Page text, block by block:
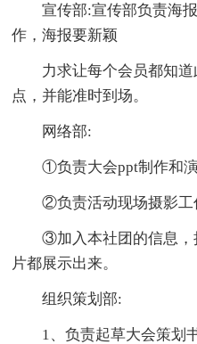
宣传部:宣传部负责海
作，海报要新颖
力求让每个会员都知
点，并能准时到场。
网络部:
①负责大会ppt制作和演
②负责活动现场摄影工
③加入本社团的信息，
片都展示出来。
组织策划部:
1、负责起草大会策划